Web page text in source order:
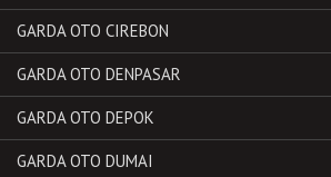
GARDA OTO CIREBON
GARDA OTO DENPASAR
GARDA OTO DEPOK
GARDA OTO DUMAI